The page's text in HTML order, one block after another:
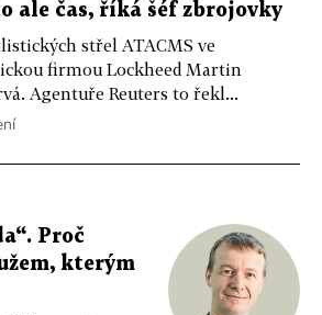
ale čas, říká šéf zbrojovky
střel ATACMS ve
firmou Lockheed Martin
Agentuře Reuters to řekl...
Proč
kterým